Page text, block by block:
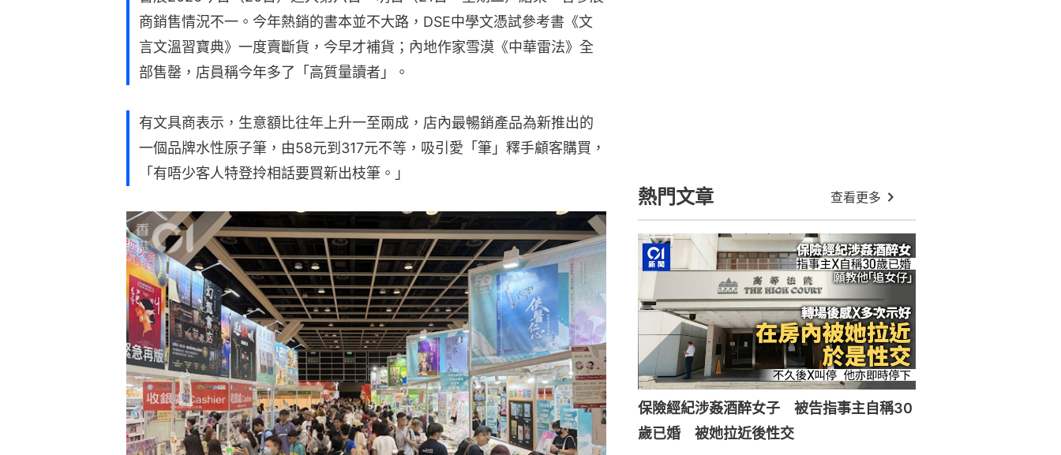
商銷售情況不一。今年熱銷的書本並不大路，DSE中學文憑試參考書《文
言文溫習寶典》一度賣斷貨，今早才補貨；內地作家雪漠《中華雷法》全
部售罄，店員稱今年多了「高質量讀者」。
有文具商表示，生意額比往年上升一至兩成，店內最暢銷產品為新推出的
一個品牌水性原子筆，由58元到317元不等，吸引愛「筆」釋手顧客購買，
「有唔少客人特登拎相話要買新出枝筆。」
熱門文章 查看更多
保險經紀涉姦酒醉女子 被告指事主自稱30
歲已婚 被她拉近後性交